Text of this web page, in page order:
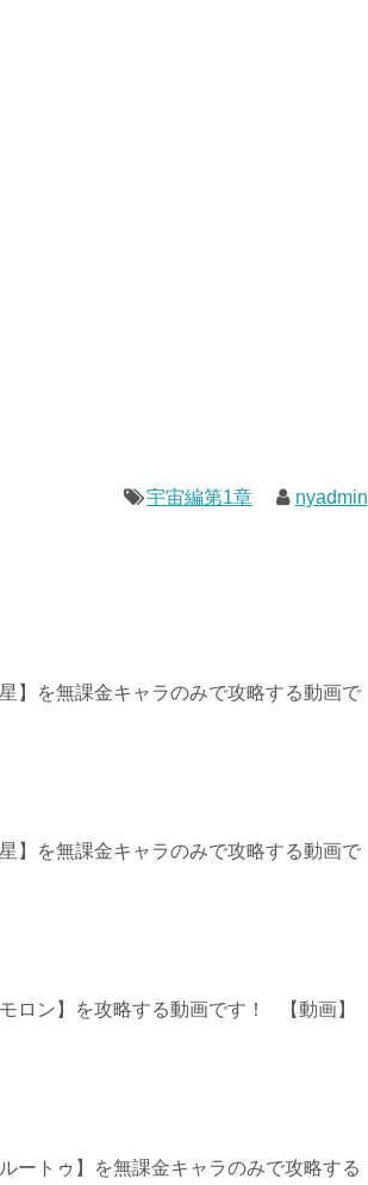
宇宙編第1章 nyadmin
】を無課金キャラのみで攻略する動画で
】を無課金キャラのみで攻略する動画で
ロン】を攻略する動画です！ 【動画】
ートゥ】を無課金キャラのみで攻略する